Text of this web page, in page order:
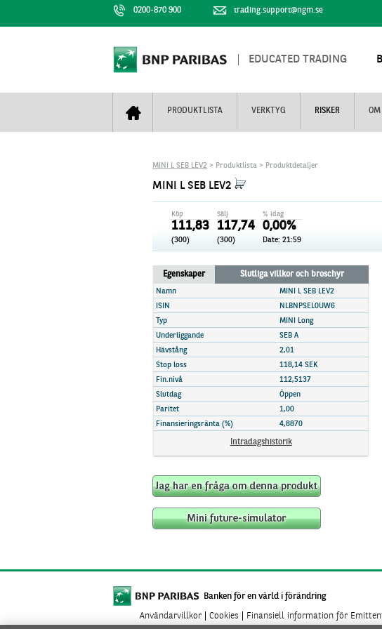
0200-870 900 trading.support@ngm.se
EDUCATED TRADING
PRODUKTLISTA VERKTYG RISKER OM
Mini Futures
Unlimited Turbos
Nya produkter
Stoppade & förfallna produkter
Utsålda produkter
Nyhestbrev+
Realtidskurser
Knock-plocken
Kunskapscentra+
Hur handlar jag
Marknadsöversikt
Finansiell information
MINI L SEB LEV2 > Produktlista > Produktdetaljer
MINI L SEB LEV2
Köp
111,83
(300)
Sälj
117,74
(300)
% idag
0,00%
Date: 21:59
Egenskaper Slutliga villkor och broschyr
Namn
MINI L SEB LEV2
ISIN
NLBNPSEL0UW6
Typ
MINI Long
Underliggande
SEB A
Hävstång
2,01
Stop loss
118,14 SEK
Fin.nivå
112,5137
Slutdag
Öppen
Paritet
1,00
Finansieringsränta (%)
4,8870
Intradagshistorik
Banken för en värld i förändring
Användarvillkor Cookies Finansiell information för